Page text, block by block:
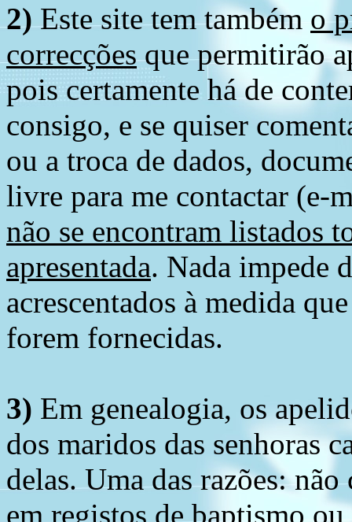
2)Este site tem também o
correcçõesque permitirão
pois certamente há de
consigo, e se quiser
ou a troca de dados,
livre para me contactar (e-
não se encontram listados
apresentada. Nada impede
acrescentados à medida
forem fornecidas.
3) Em genealogia, os
dos maridos das senhoras
delas. Uma das razões:
em registos de baptismo